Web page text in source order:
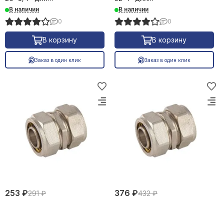
металлопластиковых труб
16669
В наличии
0
В корзину
Заказ в один клик
металлопластиковых труб
01023
В наличии
0
В корзину
Заказ в один клик
253 ₽291 ₽ 376 ₽432 ₽